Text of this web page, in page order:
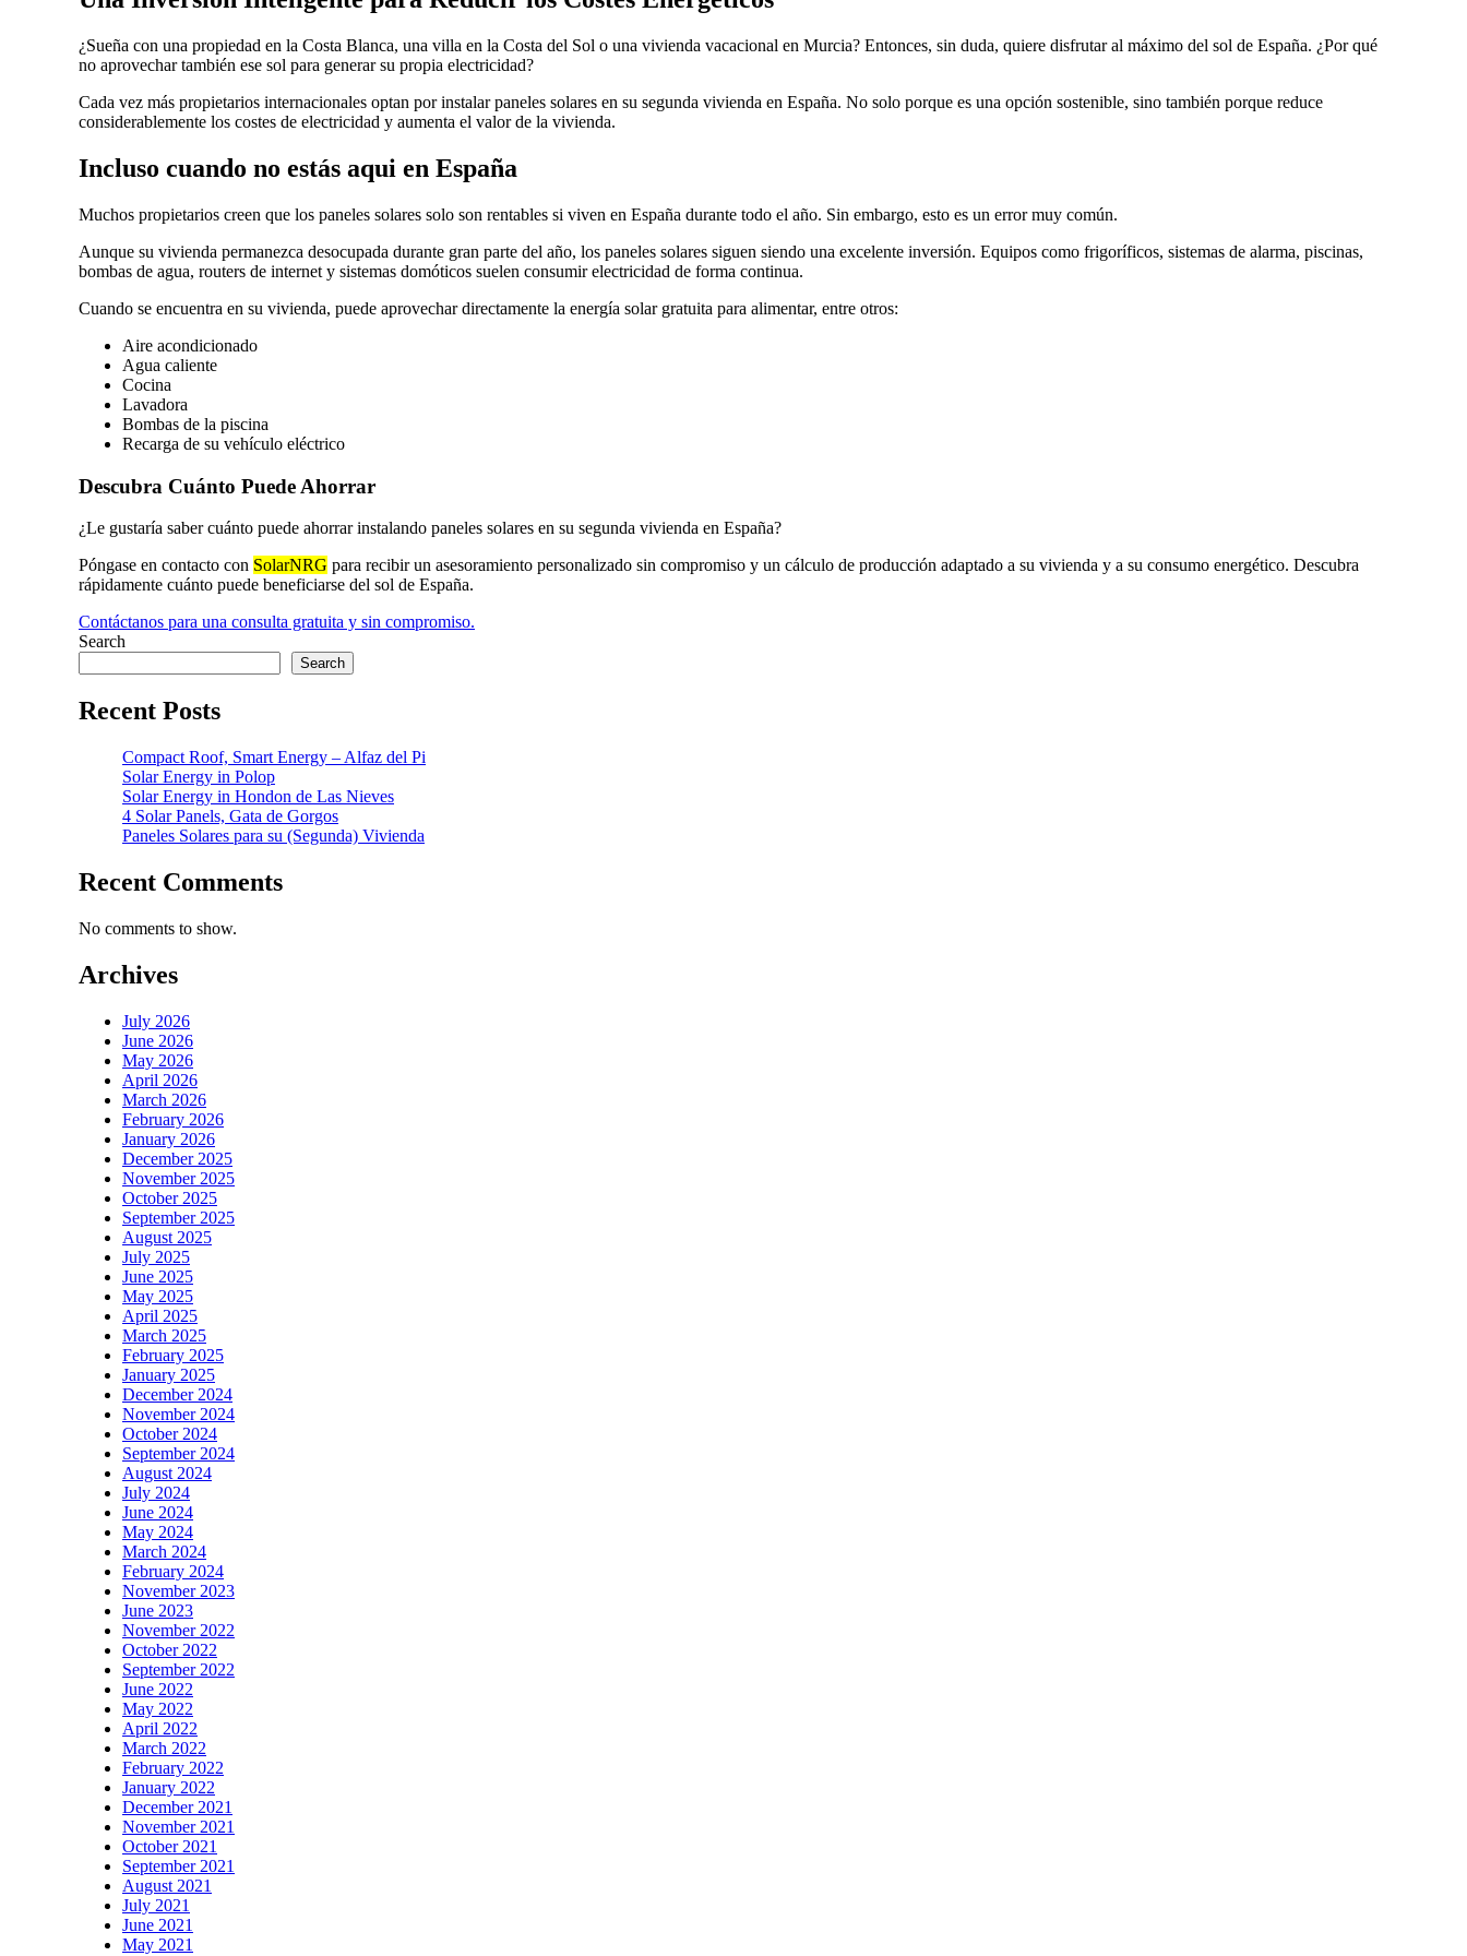
¿Sueña con una propiedad en la Costa Blanca, una villa en la Costa del Sol o una vivienda vacacional en Murcia? Entonces, sin duda, quiere disfrutar al máximo del sol de España. ¿Por qué
no aprovechar también ese sol para generar su propia electricidad?
Cada vez más propietarios internacionales optan por instalar paneles solares en su segunda vivienda en España. No solo porque es una opción sostenible, sino también porque reduce
considerablemente los costes de electricidad y aumenta el valor de la vivienda.
Incluso cuando no estás aqui en España
Muchos propietarios creen que los paneles solares solo son rentables si viven en España durante todo el año. Sin embargo, esto es un error muy común.
Aunque su vivienda permanezca desocupada durante gran parte del año, los paneles solares siguen siendo una excelente inversión. Equipos como frigoríficos, sistemas de alarma, piscinas,
bombas de agua, routers de internet y sistemas domóticos suelen consumir electricidad de forma continua.
Cuando se encuentra en su vivienda, puede aprovechar directamente la energía solar gratuita para alimentar, entre otros:
Aire acondicionado
Agua caliente
Cocina
Lavadora
Bombas de la piscina
Recarga de su vehículo eléctrico
Descubra Cuánto Puede Ahorrar
¿Le gustaría saber cuánto puede ahorrar instalando paneles solares en su segunda vivienda en España?
Póngase en contacto con SolarNRG para recibir un asesoramiento personalizado sin compromiso y un cálculo de producción adaptado a su vivienda y a su consumo energético. Descubra
rápidamente cuánto puede beneficiarse del sol de España.
Contáctanos para una consulta gratuita y sin compromiso.
Search
Search
Recent Posts
Compact Roof, Smart Energy – Alfaz del Pi
Solar Energy in Polop
Solar Energy in Hondon de Las Nieves
4 Solar Panels, Gata de Gorgos
Paneles Solares para su (Segunda) Vivienda
Recent Comments
No comments to show.
Archives
July 2026
June 2026
May 2026
April 2026
March 2026
February 2026
January 2026
December 2025
November 2025
October 2025
September 2025
August 2025
July 2025
June 2025
May 2025
April 2025
March 2025
February 2025
January 2025
December 2024
November 2024
October 2024
September 2024
August 2024
July 2024
June 2024
May 2024
March 2024
February 2024
November 2023
June 2023
November 2022
October 2022
September 2022
June 2022
May 2022
April 2022
March 2022
February 2022
January 2022
December 2021
November 2021
October 2021
September 2021
August 2021
July 2021
June 2021
May 2021